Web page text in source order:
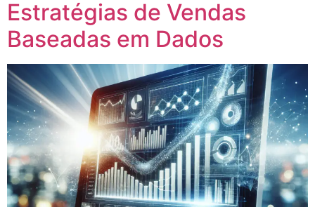
Estratégias de Vendas
Baseadas em Dados